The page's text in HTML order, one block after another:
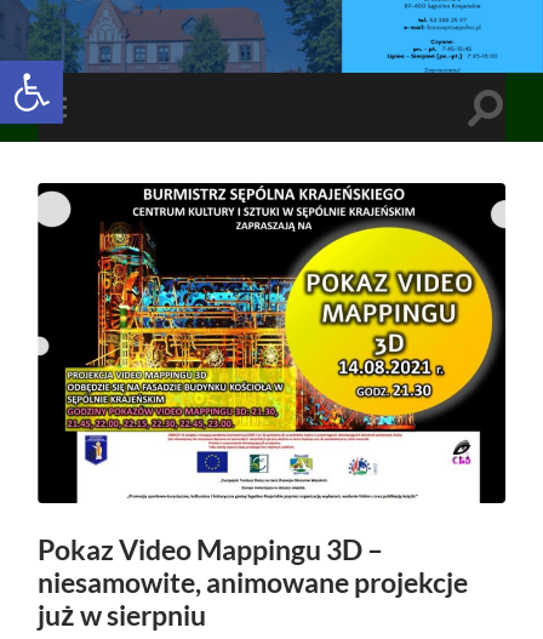
Open toolbar
Toggle
mobile
Toggle
Pokaz Video Mappingu 3D –
niesamowite, animowane projekcje
już w sierpniu